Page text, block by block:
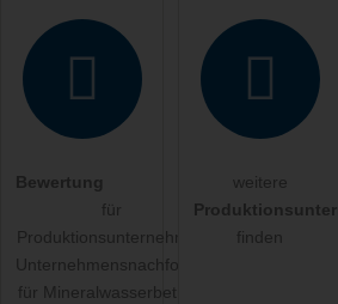
Hiermit akzeptiere ich die AGB
Die Datenschutzerklärung habe ich zur
öffentliche Frage stellen Abbrechen
Hinweis:Bitte beachten Sie, öffentliche
Besucher sichtbar
Klicken Sie hier um eine
Produktionsunternehmen-Eintrag zu
Bewertung
für
Produktionsunternehmen
Unternehmensnachfolger
für Mineralwasserbetrieb
weitere
finden